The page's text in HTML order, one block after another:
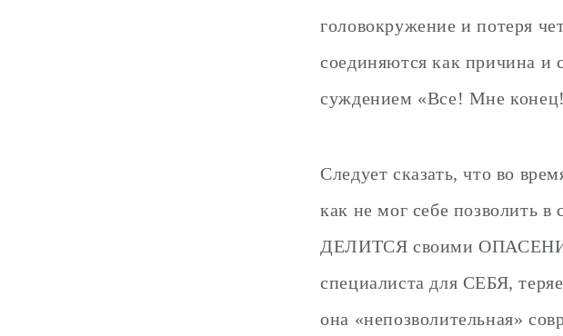
головокружение и потеря
соединяются как причина и
суждением «Все! Мне
Следует сказать, что во
как не мог себе позволить
ДЕЛИТСЯ своими
специалиста для СЕБЯ,
она «непозволительная»